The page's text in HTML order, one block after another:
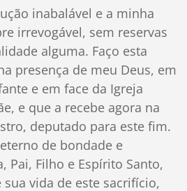
inabalável e a minha
irrevogável, sem reservas
alguma. Faço esta
presença de meu Deus, em
e em face da Igreja
e que a recebe agora na
deputado para este fim.
de bondade e
Pai, Filho e Espírito Santo,
vida de este sacrifício,